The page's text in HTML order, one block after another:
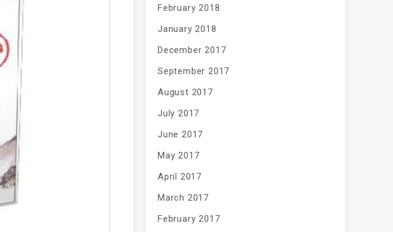
February 2018
January 2018
December 2017
September 2017
August 2017
July 2017
June 2017
May 2017
April 2017
March 2017
February 2017